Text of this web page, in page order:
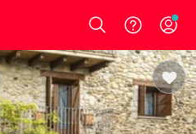
Login